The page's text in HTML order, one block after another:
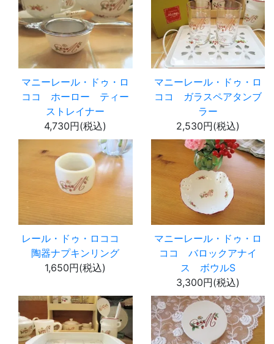
マニーレール・ドゥ・ロ
ココ ホーロー ティー
ストレイナー
4,730円(税込)
マニーレール・ドゥ・ロ
ココ ガラスペアタンブ
ラー
2,530円(税込)
レール・ドゥ・ロココ
陶器ナプキンリング
1,650円(税込)
マニーレール・ドゥ・ロ
ココ バロックアナイ
ス ボウルS
3,300円(税込)